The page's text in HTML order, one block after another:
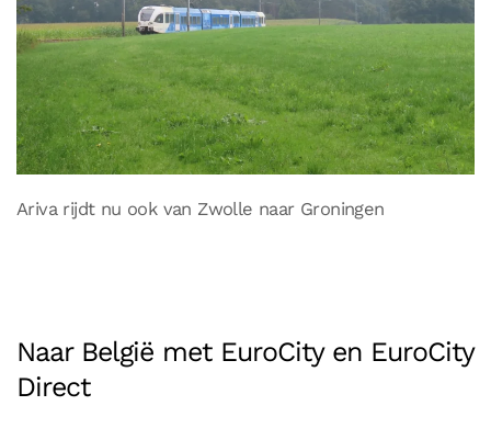
Ariva rijdt nu ook van Zwolle naar Groningen
Naar België met EuroCity en EuroCity
Direct